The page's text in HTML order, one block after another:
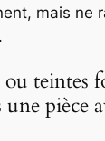
mais ne
teintes
une pièce